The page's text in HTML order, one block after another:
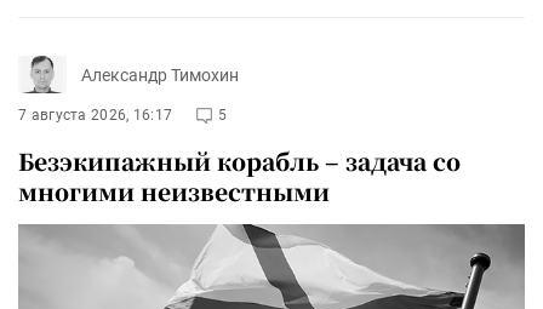
Александр Тимохин
7 августа 2026, 16:17 5
Безэкипажный корабль – задача со
многими неизвестными